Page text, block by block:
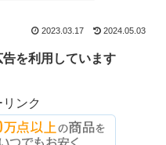
2023.03.17 2024.05.03
を利用しています
ンク